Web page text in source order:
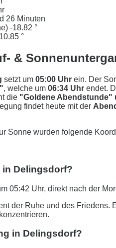
26 Minuten
-18.82 °
10.85 °
&
setzt um 05:00 Uhr ein. Der
, welche um 06:34 Uhr endet.
die "Goldene Abendstunde"
findet heute mit der
Sonne wurden folgende
in Delingsdorf?
05:42 Uhr, direkt nach der
der Ruhe und des
in Delingsdorf?